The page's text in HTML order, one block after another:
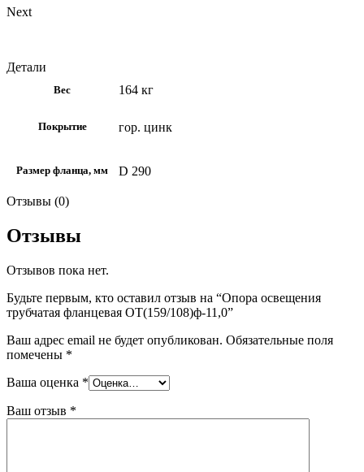
Next
Детали
Вес 164 кг
Покрытие гор. цинк
Размер фланца, мм D 290
Отзывы (0)
Отзывы
Отзывов пока нет.
Будьте первым, кто оставил отзыв на “Опора освещения
трубчатая фланцевая ОТ(159/108)ф-11,0”
Ваш адрес email не будет опубликован. Обязательные поля
помечены *
Ваша оценка *
Ваш отзыв *